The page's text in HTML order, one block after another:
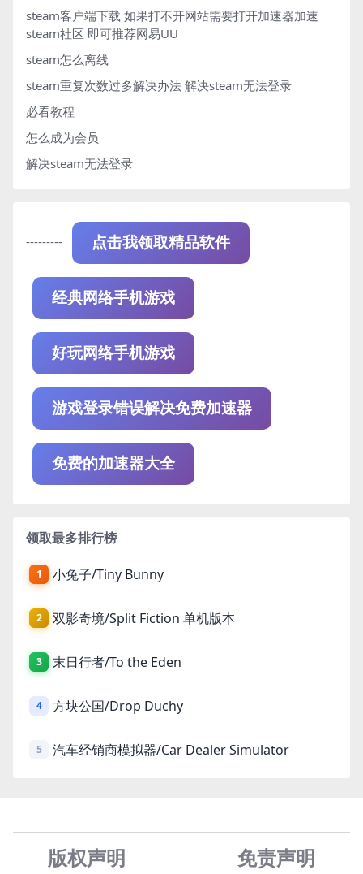
steam客户端下载 如果打不开网站需要打开加速器加速
steam社区 即可推荐网易UU
steam怎么离线
steam重复次数过多解决办法 解决steam无法登录
必看教程
怎么成为会员
解决steam无法登录
--------- 点击我领取精品软件
经典网络手机游戏
好玩网络手机游戏
游戏登录错误解决免费加速器
免费的加速器大全
领取最多排行榜
1 小兔子/Tiny Bunny
2 双影奇境/Split Fiction 单机版本
3 末日行者/To the Eden
4 方块公国/Drop Duchy
5 汽车经销商模拟器/Car Dealer Simulator
版权声明 免责声明